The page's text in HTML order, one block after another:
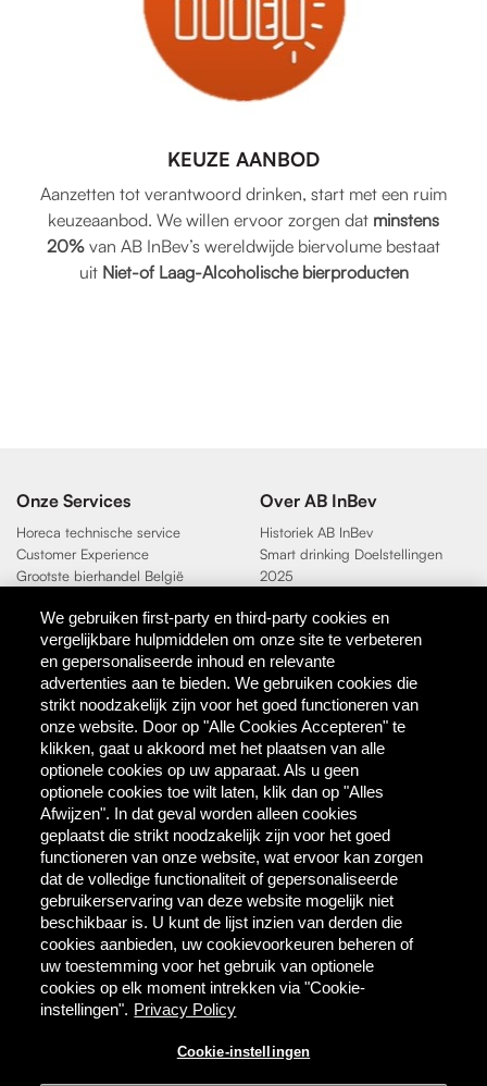
KEUZE AANBOD
Aanzetten tot verantwoord drinken, start met een ruim
keuzeaanbod. We willen ervoor zorgen dat minstens
20% van AB InBev’s wereldwijde biervolume bestaat
uit Niet-of Laag-Alcoholische bierproducten
Onze Services
Horeca technische service
Customer Experience
Grootste bierhandel België
Over AB InBev
Historiek AB InBev
Smart drinking Doelstellingen
2025
Contact
AB InBev
Direct Contact
Tools & Partners
Downloadcentrum
TaDa - digitale coupons
BEES Delivery - dranken
groothandel
Direct bestellen
MYBEES.BE
Gebruiksvoorwaarden
Privacy Cookie-instellingen
We gebruiken first-party en third-party cookies en
vergelijkbare hulpmiddelen om onze site te verbeteren
en gepersonaliseerde inhoud en relevante
advertenties aan te bieden. We gebruiken cookies die
strikt noodzakelijk zijn voor het goed functioneren van
onze website. Door op "Alle Cookies Accepteren" te
klikken, gaat u akkoord met het plaatsen van alle
optionele cookies op uw apparaat. Als u geen
optionele cookies toe wilt laten, klik dan op "Alles
Afwijzen". In dat geval worden alleen cookies
geplaatst die strikt noodzakelijk zijn voor het goed
functioneren van onze website, wat ervoor kan zorgen
dat de volledige functionaliteit of gepersonaliseerde
gebruikerservaring van deze website mogelijk niet
beschikbaar is. U kunt de lijst inzien van derden die
cookies aanbieden, uw cookievoorkeuren beheren of
uw toestemming voor het gebruik van optionele
cookies op elk moment intrekken via "Cookie-
instellingen". Privacy Policy
Cookie-instellingen